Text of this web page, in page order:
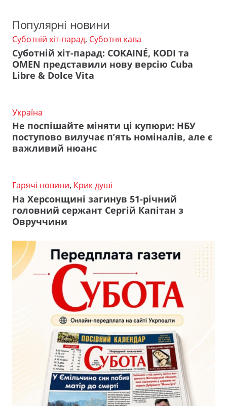
Популярні новини
Суботній хіт-парад, Суботня кава
Суботній хіт-парад: COKAINÉ, KODI та
OMEN представили нову версію Cuba
Libre & Dolce Vita
Україна
Не поспішайте міняти ці купюри: НБУ
поступово вилучає п’ять номіналів, але є
важливий нюанс
Гарячі новини, Крик душі
На Херсонщині загинув 51-річний
головний сержант Сергій Капітан з
Овруччини